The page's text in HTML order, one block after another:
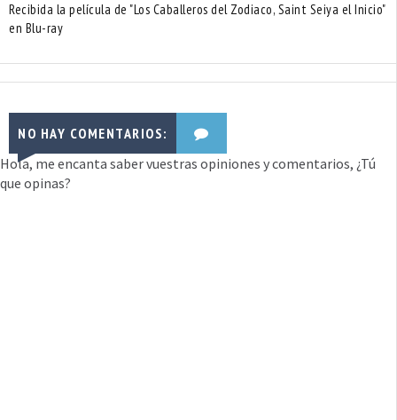
Recibida la película de "Los Caballeros del Zodiaco, Saint Seiya el Inicio"
en Blu-ray
NO HAY COMENTARIOS:
Hola, me encanta saber vuestras opiniones y comentarios, ¿Tú
que opinas?